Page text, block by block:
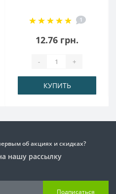
1
12.76 грн.
- +
КУПИТЬ
об акциях и скидках?
нашу рассылку
Подписаться